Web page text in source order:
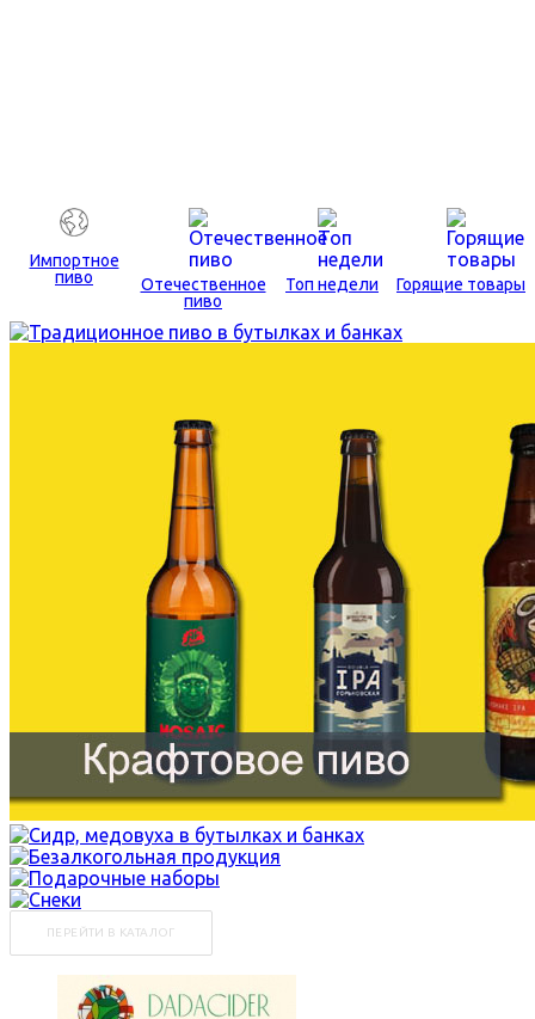
Импортное
пиво
Отечественное
пиво
Топ недели Горящие товары
ПЕРЕЙТИ В КАТАЛОГ